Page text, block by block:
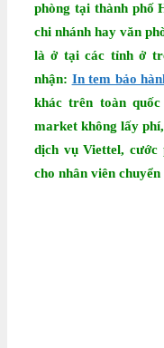
phòng tại thành phố
chi nhánh hay văn
là ở tại các tỉnh ở
nhận: In tem bảo
khác trên toàn
market không lấy
dịch vụ Viettel, cước
cho nhân viên